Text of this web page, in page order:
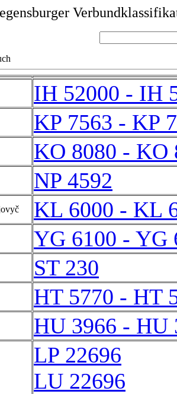
IH 52000 - IH
KP 7563 - KP
KO 8080 - KO
NP 4592
KL 6000 - KL
YG 6100 - YG
ST 230
HT 5770 - HT
HU 3966 - HU
LP 22696
LU 22696